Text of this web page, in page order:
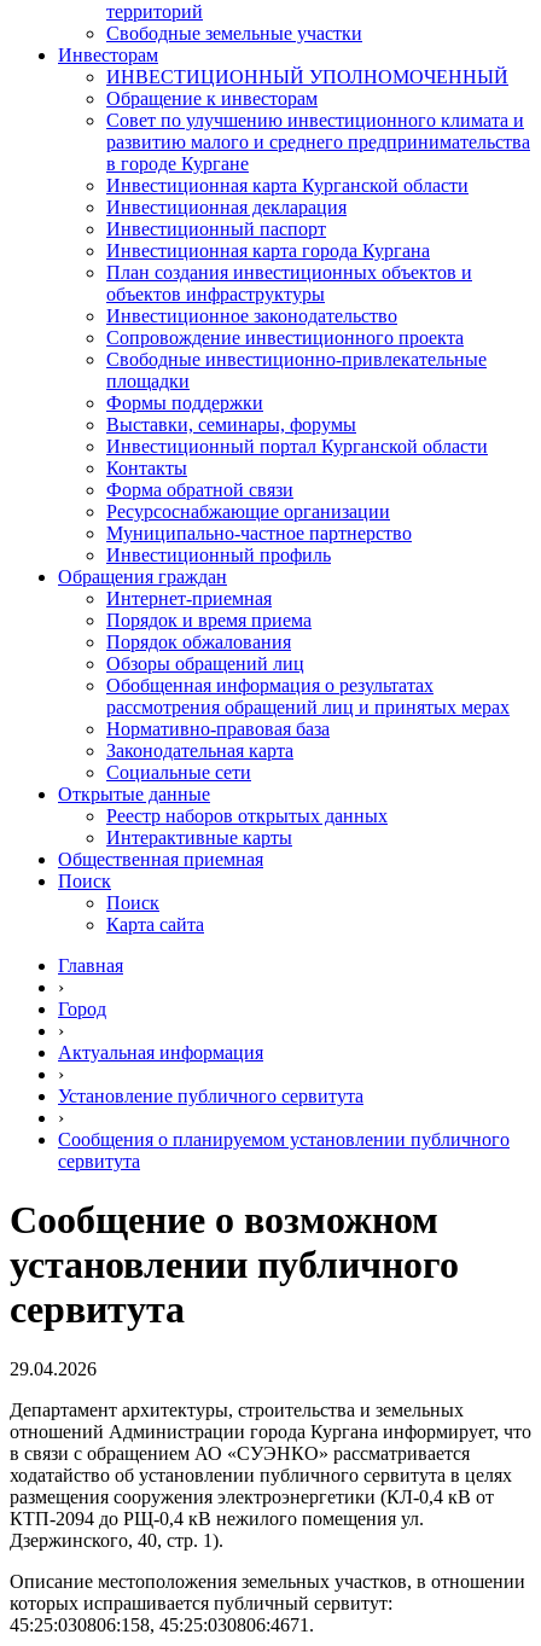
территорий
Свободные земельные участки
Инвесторам
ИНВЕСТИЦИОННЫЙ УПОЛНОМОЧЕННЫЙ
Обращение к инвесторам
Совет по улучшению инвестиционного климата и
развитию малого и среднего предпринимательства
в городе Кургане
Инвестиционная карта Курганской области
Инвестиционная декларация
Инвестиционный паспорт
Инвестиционная карта города Кургана
План создания инвестиционных объектов и
объектов инфраструктуры
Инвестиционное законодательство
Сопровождение инвестиционного проекта
Свободные инвестиционно-привлекательные
площадки
Формы поддержки
Выставки, семинары, форумы
Инвестиционный портал Курганской области
Контакты
Форма обратной связи
Ресурсоснабжающие организации
Муниципально-частное партнерство
Инвестиционный профиль
Обращения граждан
Интернет-приемная
Порядок и время приема
Порядок обжалования
Обзоры обращений лиц
Обобщенная информация о результатах
рассмотрения обращений лиц и принятых мерах
Нормативно-правовая база
Законодательная карта
Социальные сети
Открытые данные
Реестр наборов открытых данных
Интерактивные карты
Общественная приемная
Поиск
Поиск
Карта сайта
Главная
›
Город
›
Актуальная информация
›
Установление публичного сервитута
›
Сообщения о планируемом установлении публичного
сервитута
Сообщение о возможном
установлении публичного
сервитута
29.04.2026
Департамент архитектуры, строительства и земельных
отношений Администрации города Кургана информирует, что
в связи с обращением АО «СУЭНКО» рассматривается
ходатайство об установлении публичного сервитута в целях
размещения сооружения электроэнергетики (КЛ-0,4 кВ от
КТП-2094 до РЩ-0,4 кВ нежилого помещения ул.
Дзержинского, 40, стр. 1).
Описание местоположения земельных участков, в отношении
которых испрашивается публичный сервитут:
45:25:030806:158, 45:25:030806:4671.